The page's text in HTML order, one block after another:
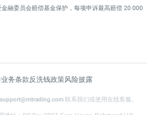
融委员会赔偿基金保护，每项申诉最高赔偿 20 000
业务条款反洗钱政策风险披露
support@mtrading.com 联系我们或使用在线客服。